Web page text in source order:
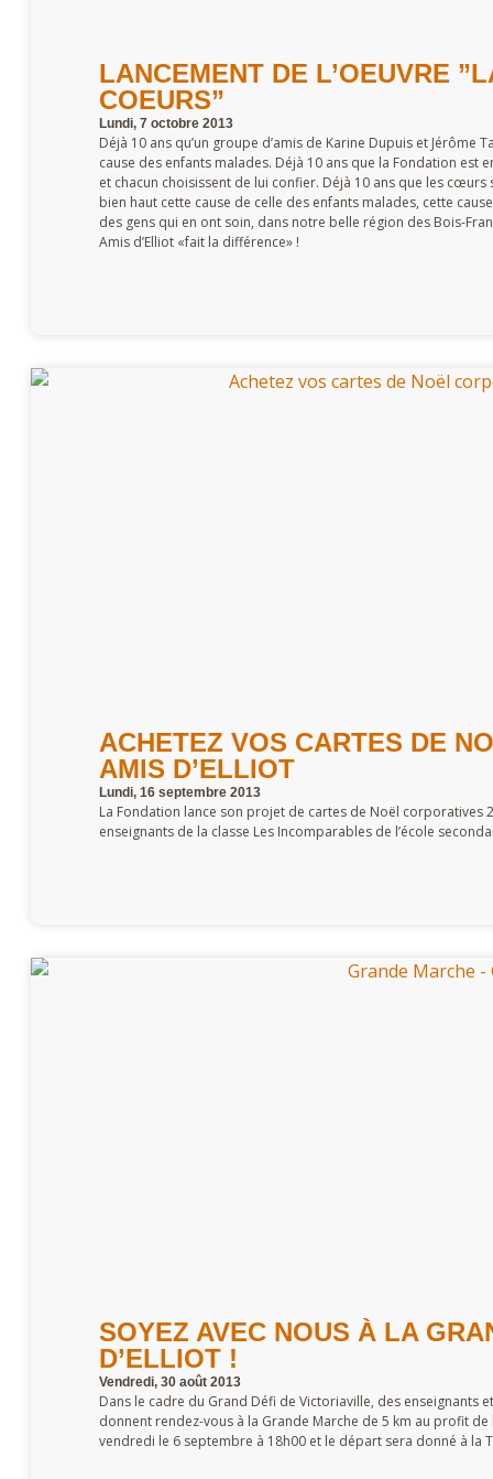
LANCEMENT DE L’OEUVRE
COEURS”
Lundi, 7 octobre 2013
Déjà 10 ans qu’un groupe d’amis de Karine Dupuis et Jérôme
cause des enfants malades. Déjà 10 ans que la Fondation est
et chacun choisissent de lui confier. Déjà 10 ans que les cœurs
bien haut cette cause de celle des enfants malades, cette
des gens qui en ont soin, dans notre belle région des Bois-
Amis d’Elliot «fait la différence» !
ACHETEZ VOS CARTES DE
AMIS D’ELLIOT
Lundi, 16 septembre 2013
La Fondation lance son projet de cartes de Noël corporatives
enseignants de la classe Les Incomparables de l’école
SOYEZ AVEC NOUS À LA
D’ELLIOT !
Vendredi, 30 août 2013
Dans le cadre du Grand Défi de Victoriaville, des enseignants
donnent rendez-vous à la Grande Marche de 5 km au profit de
vendredi le 6 septembre à 18h00 et le départ sera donné à la